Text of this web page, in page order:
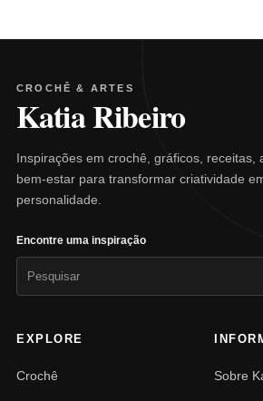
CROCHÊ & ARTES
Katia Ribeiro
Inspirações em crochê, gráficos, receitas,
bem-estar para transformar criatividade
personalidade.
Encontre uma inspiração
EXPLORE
Crochê Sobre